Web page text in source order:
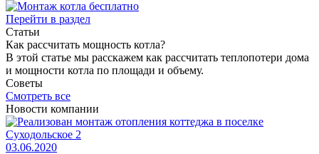
Перейти в раздел
Статьи
Как раcсчитать мощность котла?
В этой статье мы расскажем как рассчитать теплопотери дома
и мощности котла по площади и объему.
Советы
Смотреть все
Новости компании
03.06.2020